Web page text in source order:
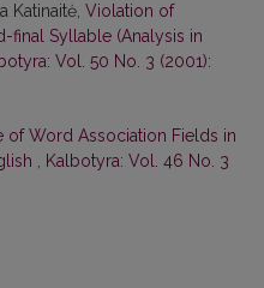
Katinaitė, Violation of
final Syllable (Analysis in
Vol. 50 No. 3 (2001):
of Word Association Fields in
Kalbotyra: Vol. 46 No. 3